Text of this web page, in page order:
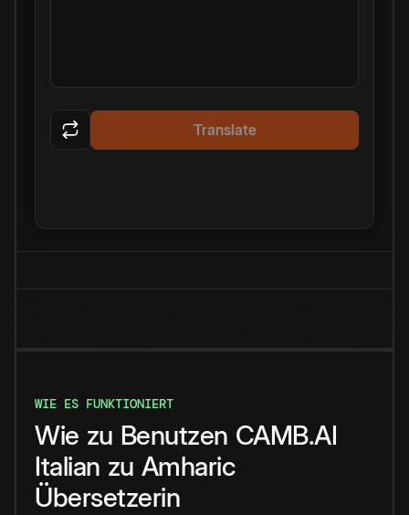
Translate
WIE ES FUNKTIONIERT
Wie zu Benutzen CAMB.AI
Italian zu Amharic
Übersetzerin